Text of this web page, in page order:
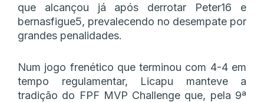
que alcançou já após derrotar Peter16 e
bernasfigue5, prevalecendo no desempate por
grandes penalidades.
Num jogo frenético que terminou com 4-4 em
tempo regulamentar, Licapu manteve a
tradição do FPF MVP Challenge que, pela 9ª